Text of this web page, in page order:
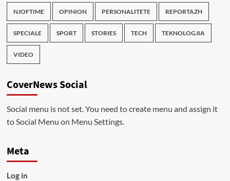
NJOFTIME OPINION PERSONALITETE REPORTAZH
SPECIALE SPORT STORIES TECH TEKNOLOGJIA
VIDEO
CoverNews Social
Social menu is not set. You need to create menu and assign it
to Social Menu on Menu Settings.
Meta
Log in